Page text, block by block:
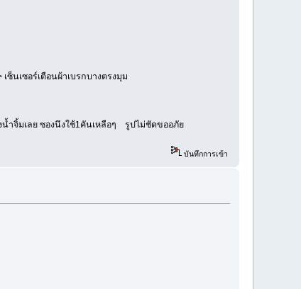
ซ็นเซอร์เตือนผ้าเบรกบางตรงมุม
ำจิ้มเลย ซองนึงใช้1คันเหลือๆ รูปไม่ชัดขออภัย
บันทึกการเข้า